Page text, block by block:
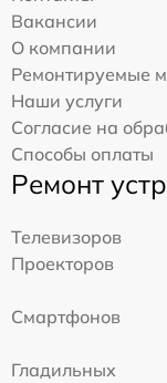
Вакансии
О компании
Ремонтируемые
Наши услуги
Согласие на
Способы оплаты
Ремонт
Телевизоров
Проекторов
Смартфонов
Гладильных